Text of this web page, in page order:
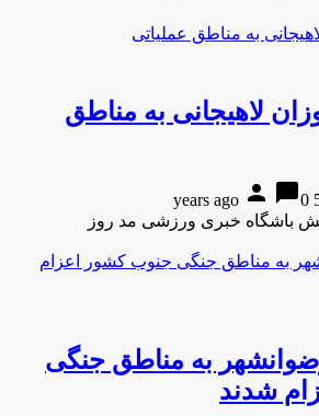
لاهیجانی به مناطق
person chat_bubble0
به مناطق جنگی
شدند